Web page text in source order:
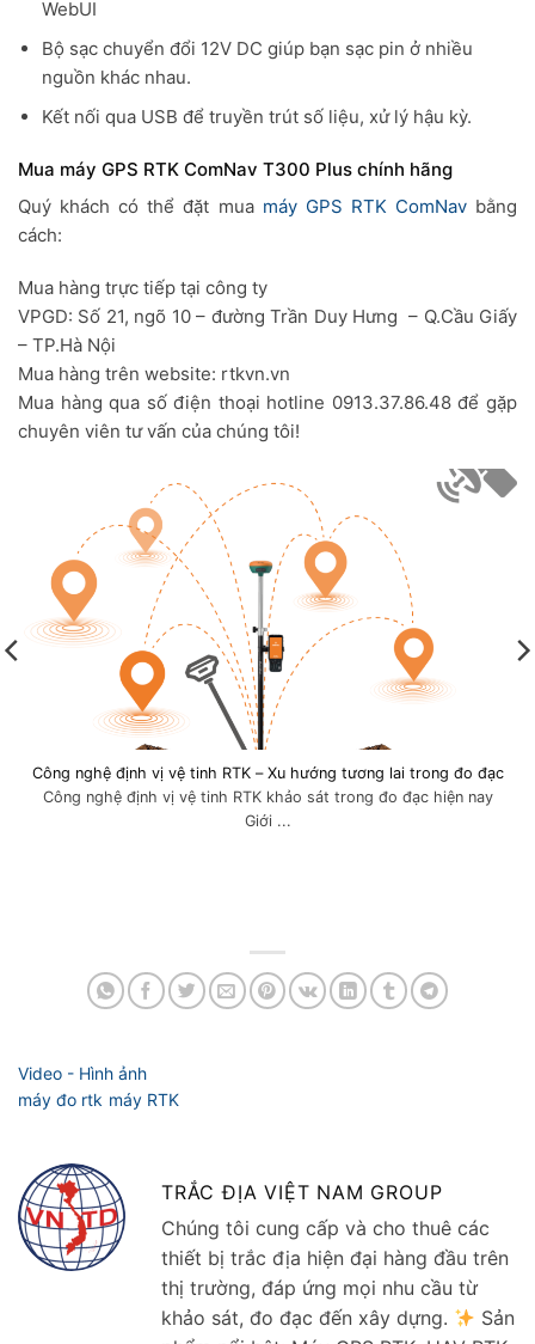
WebUI
Bộ sạc chuyển đổi 12V DC giúp bạn sạc pin ở nhiều
nguồn khác nhau.
Kết nối qua USB để truyền trút số liệu, xử lý hậu kỳ.
Mua máy GPS RTK ComNav T300 Plus chính hãng
Quý khách có thể đặt mua máy GPS RTK ComNavbằng
cách:
Mua hàng trực tiếp tại công ty
VPGD: Số 21, ngõ 10 – đường Trần Duy Hưng – Q.Cầu Giấy
– TP.Hà Nội
Mua hàng trên website: rtkvn.vn
Mua hàng qua số điện thoại hotline 0913.37.86.48 để gặp
chuyên viên tư vấn của chúng tôi!
Công nghệ định vị vệ tinh RTK – Xu hướng tương lai trong đo đạc
Công nghệ định vị vệ tinh RTK khảo sát trong đo đạc hiện nay
Giới ...
TRẮC ĐỊA VIỆT NAM GROUP
Chúng tôi cung cấp và cho thuê các
thiết bị trắc địa hiện đại hàng đầu trên
thị trường, đáp ứng mọi nhu cầu từ
khảo sát, đo đạc đến xây dựng.
Sản